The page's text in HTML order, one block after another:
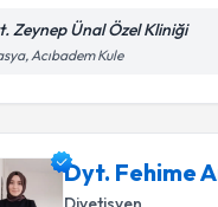
Zeynep Ünal Özel Kliniği
Acıbadem Kule
Dyt. Fehime